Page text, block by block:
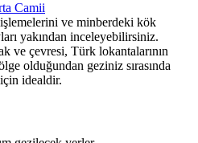
Camii
ve minberdeki kök
yakından inceleyebilirsiniz.
ve çevresi, Türk lokantalarının
olduğundan geziniz sırasında
idealdir.